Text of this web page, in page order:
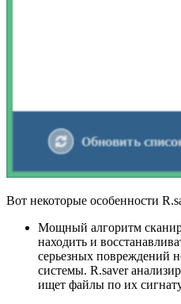
Вот некоторые особенности
Мощный алгоритм
находить и
серьезных повреждений
системы. R.saver
ищет файлы по их